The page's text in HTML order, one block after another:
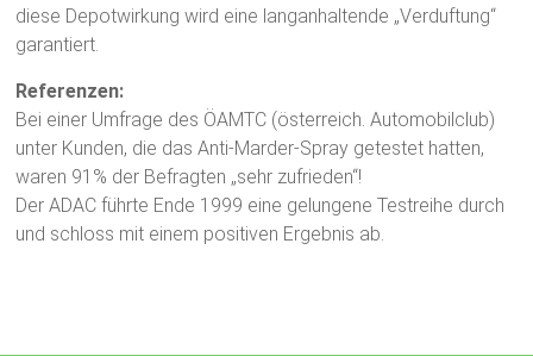
diese Depotwirkung wird eine langanhaltende „Verduftung“
garantiert.
Referenzen:
Bei einer Umfrage des ÖAMTC (österreich. Automobilclub)
unter Kunden, die das Anti-Marder-Spray getestet hatten,
waren 91% der Befragten „sehr zufrieden“!
Der ADAC führte Ende 1999 eine gelungene Testreihe durch
und schloss mit einem positiven Ergebnis ab.